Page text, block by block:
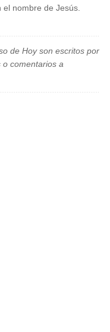
nombre de Jesús.
de Hoy son escritos por
o comentarios a